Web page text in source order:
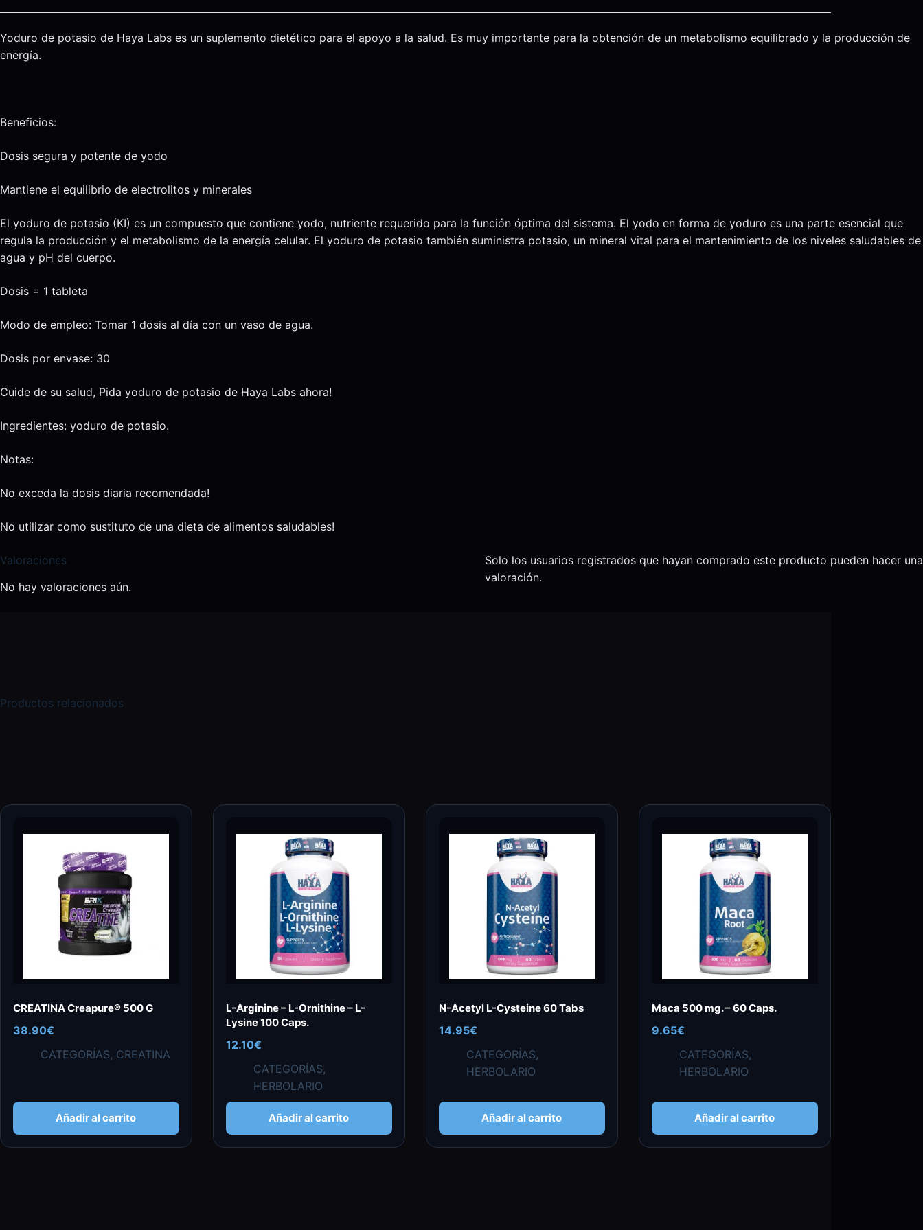
Yoduro de potasio de Haya Labs es un suplemento dietético para el apoyo a la salud. Es muy importante para la obtención de un metabolismo equilibrado y la producción de
energía.
Beneficios:
Dosis segura y potente de yodo
Mantiene el equilibrio de electrolitos y minerales
El yoduro de potasio (KI) es un compuesto que contiene yodo, nutriente requerido para la función óptima del sistema. El yodo en forma de yoduro es una parte esencial que
regula la producción y el metabolismo de la energía celular. El yoduro de potasio también suministra potasio, un mineral vital para el mantenimiento de los niveles saludables de
agua y pH del cuerpo.
Dosis = 1 tableta
Modo de empleo: Tomar 1 dosis al día con un vaso de agua.
Dosis por envase: 30
Cuide de su salud, Pida yoduro de potasio de Haya Labs ahora!
Ingredientes: yoduro de potasio.
Notas:
No exceda la dosis diaria recomendada!
No utilizar como sustituto de una dieta de alimentos saludables!
Valoraciones
No hay valoraciones aún.
Solo los usuarios registrados que hayan comprado este producto pueden hacer una
valoración.
Productos relacionados
CREATINA Creapure® 500 G
38.90€
CATEGORÍAS, CREATINA
Añadir al carrito
L-Arginine – L-Ornithine – L-
Lysine 100 Caps.
12.10€
CATEGORÍAS,
HERBOLARIO
Añadir al carrito
N-Acetyl L-Cysteine 60 Tabs
14.95€
CATEGORÍAS,
HERBOLARIO
Añadir al carrito
Maca 500 mg. – 60 Caps.
9.65€
CATEGORÍAS,
HERBOLARIO
Añadir al carrito